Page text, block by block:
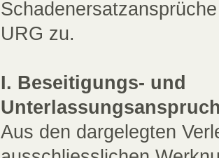
URG zu.
I. Beseitigungs- und
Aus den dargelegten